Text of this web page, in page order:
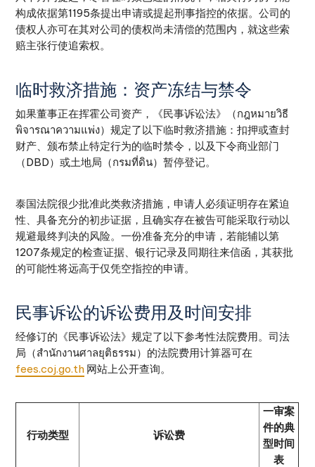
构成依据第1195条提出申请或提起刑事指控的依据。公司的
债权人亦可在其对公司的债权尚未清偿的范围内，就这些索
赔主张行使追索权。
临时救济措施：资产冻结与禁令
如果董事正在挥霍公司资产，《民事诉讼法》（กฎหมายวิธี
พิจารณาความแพ่ง）规定了以下临时救济措施：扣押或查封
财产、颁布禁止特定行为的临时禁令，以及下令商业部门
（DBD）或土地局（กรมที่ดิน）暂停登记。
泰国法院很少批准此类救济措施，申请人必须证明存在紧迫
性、具备充分的初步证据，且确实存在被告可能采取行动以
规避最终判决的风险。一份准备充分的申请，若能辅以第
1207条规定的检查证据、银行记录及同期往来信函，其获批
的可能性将远高于仅凭空指控的申请。
民事诉讼的诉讼费用及时间安排
经修订的《民事诉讼法》规定了以下参考性法院费用。司法
局（สำนักงานศาลยุติธรรม）的法院费用计算器可在
fees.coj.go.th 网站上公开查询。
行动类型 诉讼费
一审案
件的典
型时间
表